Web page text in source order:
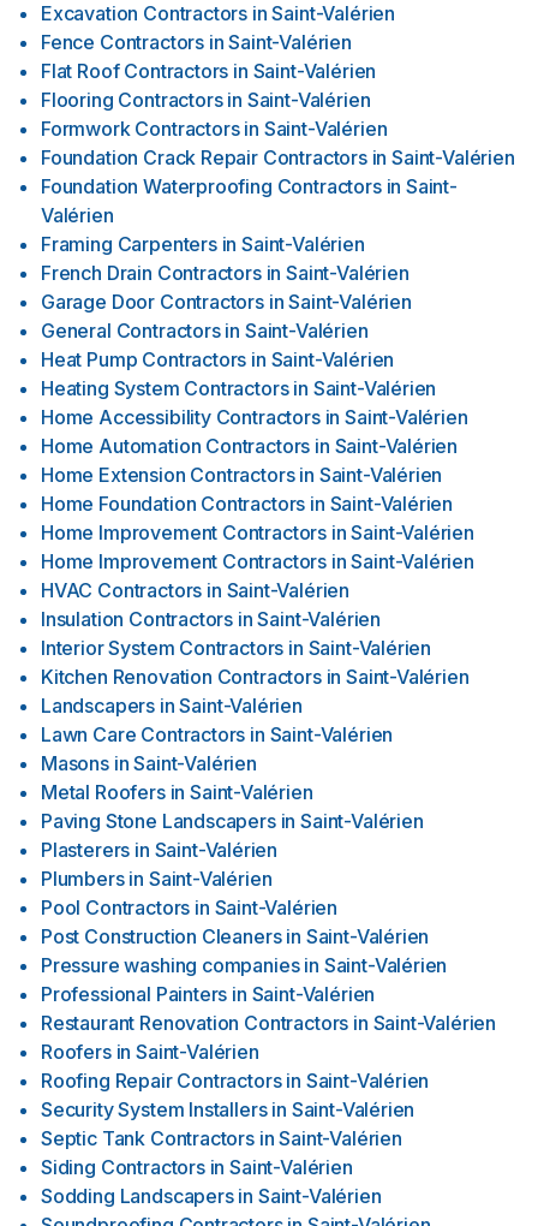
Excavation Contractors in Saint-Valérien
Fence Contractors in Saint-Valérien
Flat Roof Contractors in Saint-Valérien
Flooring Contractors in Saint-Valérien
Formwork Contractors in Saint-Valérien
Foundation Crack Repair Contractors in Saint-Valérien
Foundation Waterproofing Contractors in Saint-
Valérien
Framing Carpenters in Saint-Valérien
French Drain Contractors in Saint-Valérien
Garage Door Contractors in Saint-Valérien
General Contractors in Saint-Valérien
Heat Pump Contractors in Saint-Valérien
Heating System Contractors in Saint-Valérien
Home Accessibility Contractors in Saint-Valérien
Home Automation Contractors in Saint-Valérien
Home Extension Contractors in Saint-Valérien
Home Foundation Contractors in Saint-Valérien
Home Improvement Contractors in Saint-Valérien
Home Improvement Contractors in Saint-Valérien
HVAC Contractors in Saint-Valérien
Insulation Contractors in Saint-Valérien
Interior System Contractors in Saint-Valérien
Kitchen Renovation Contractors in Saint-Valérien
Landscapers in Saint-Valérien
Lawn Care Contractors in Saint-Valérien
Masons in Saint-Valérien
Metal Roofers in Saint-Valérien
Paving Stone Landscapers in Saint-Valérien
Plasterers in Saint-Valérien
Plumbers in Saint-Valérien
Pool Contractors in Saint-Valérien
Post Construction Cleaners in Saint-Valérien
Pressure washing companies in Saint-Valérien
Professional Painters in Saint-Valérien
Restaurant Renovation Contractors in Saint-Valérien
Roofers in Saint-Valérien
Roofing Repair Contractors in Saint-Valérien
Security System Installers in Saint-Valérien
Septic Tank Contractors in Saint-Valérien
Siding Contractors in Saint-Valérien
Sodding Landscapers in Saint-Valérien